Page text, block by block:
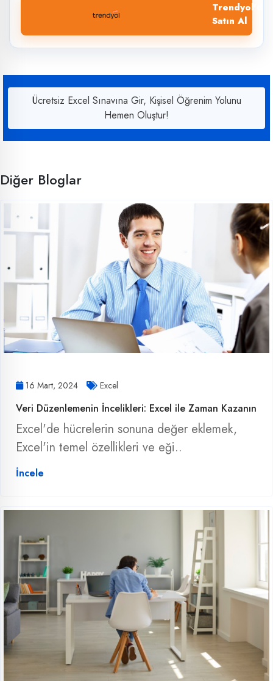
Trendyol'dan
Satın Al
Ücretsiz Excel Sınavına Gir, Kişisel Öğrenim Yolunu
Hemen Oluştur!
Diğer Bloglar
16 Mart, 2024 Excel
Veri Düzenlemenin İncelikleri: Excel ile Zaman Kazanın
Excel'de hücrelerin sonuna değer eklemek,
Excel'in temel özellikleri ve eği..
İncele